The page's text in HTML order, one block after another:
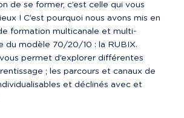
de se former, c’est celle qui vous
! C’est pourquoi nous avons mis en
formation multicanale et multi-
du modèle 70/20/10 : la RUBIX.
permet d’explorer différentes
; les parcours et canaux de
et déclinés avec et